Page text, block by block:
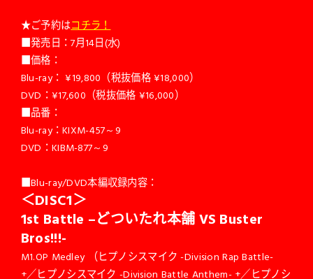
★ご予約はコチラ！
■発売日：7月14日(水)
■価格：
Blu-ray： ¥19,800（税抜価格 ¥18,000）
DVD：¥17,600（税抜価格 ¥16,000）
■品番：
Blu-ray：KIXM-457～9
DVD：KIBM-877～9
■Blu-ray/DVD本編収録内容：
＜DISC1＞
1st Battle –どついたれ本舗 VS Buster
Bros!!!-
M1.OP Medley （ヒプノシスマイク -Division Rap Battle-
+／ヒプノシスマイク -Division Battle Anthem- +／ヒプノシ